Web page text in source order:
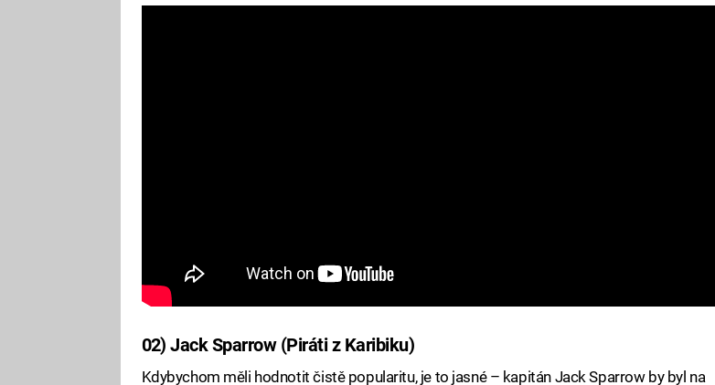
02) Jack Sparrow (Piráti z Karibiku)
Kdybychom měli hodnotit čistě popularitu, je to jasné – kapitán Jack Sparrow by byl na